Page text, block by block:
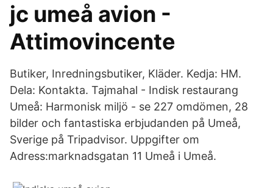
jc umeå avion -
Attimovincente
Butiker, Inredningsbutiker, Kläder. Kedja: HM.
Dela: Kontakta. Tajmahal - Indisk restaurang
Umeå: Harmonisk miljö - se 227 omdömen, 28
bilder och fantastiska erbjudanden på Umeå,
Sverige på Tripadvisor. Uppgifter om
Adress:marknadsgatan 11 Umeå i Umeå.